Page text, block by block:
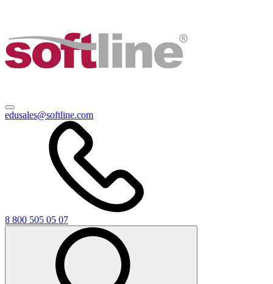
edusales@softline.com
8 800 505 05 07